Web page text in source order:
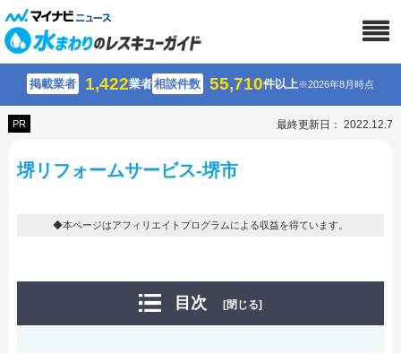
掲載業者 1,422業者相談件数 55,710件以上※2026年8月時点
PR 最終更新日： 2022.12.7
堺リフォームサービス-堺市
◆本ページはアフィリエイトプログラムによる収益を得ています。
目次 [閉じる]